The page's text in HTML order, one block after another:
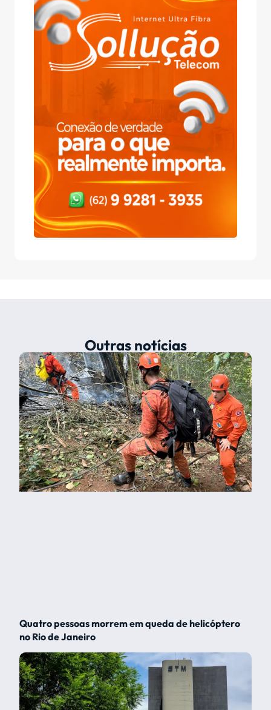
Outras notícias
Quatro pessoas morrem em queda de helicóptero
no Rio de Janeiro